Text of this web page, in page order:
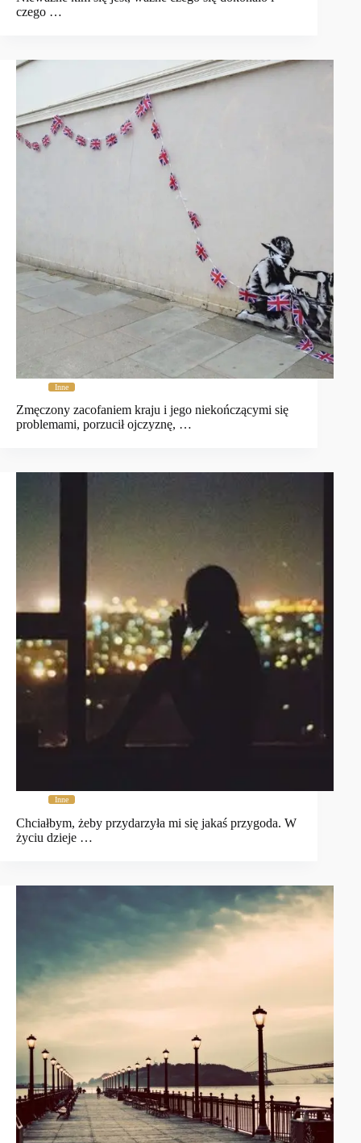
czego …
Inne
Zmęczony zacofaniem kraju i jego niekończącymi się
problemami, porzucił ojczyznę, …
Inne
Chciałbym, żeby przydarzyła mi się jakaś przygoda. W
życiu dzieje …